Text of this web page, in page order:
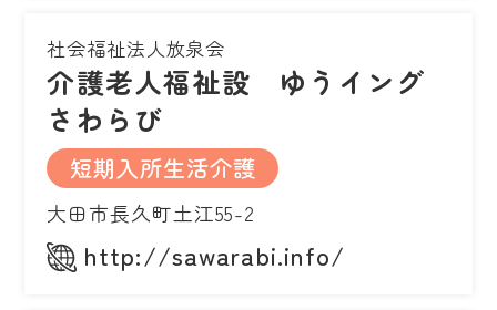
社会福祉法人放泉会
介護老人福祉設 ゆうイング
さわらび
短期入所生活介護
大田市長久町土江55-2
http://sawarabi.info/